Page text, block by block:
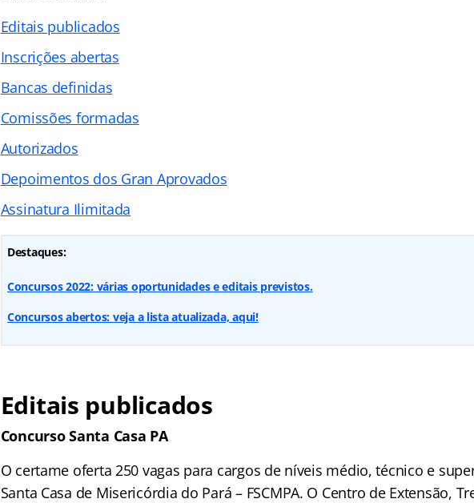
Editais publicados
Inscrições abertas
Bancas definidas
Comissões formadas
Autorizados
Depoimentos dos Gran Aprovados
Assinatura Ilimitada
Destaques:
Concursos 2022: várias oportunidades e editais previstos.
Concursos abertos: veja a lista atualizada, aqui!
Editais publicados
Concurso Santa Casa PA
O certame oferta 250 vagas para cargos de níveis médio, técnico e
Santa Casa de Misericórdia do Pará – FSCMPA. O Centro de Extensão,